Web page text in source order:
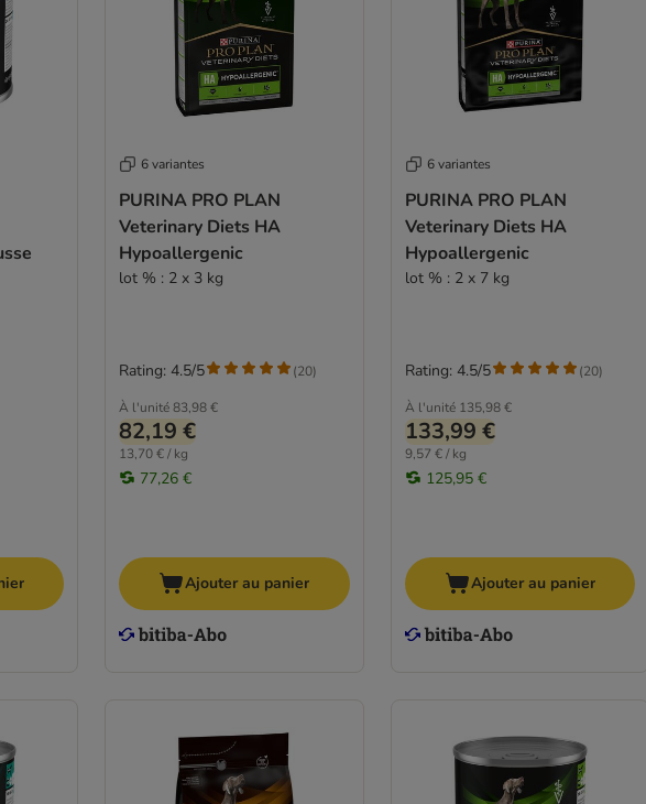
6 variantes
PURINA PRO PLAN
Veterinary Diets HA
Hypoallergenic
lot % : 2 x 3 kg
À l'unité83,98 €
82,19 €
13,70 € / kg
77,26 €
Rating: 4.5/5 (20)
Ajouter au panier
6 variantes
PURINA PRO PLAN
Veterinary Diets HA
Hypoallergenic
lot % : 2 x 7 kg
À l'unité 135,98 €
133,99 €
9,57 € / kg
125,95 €
Rating: 4.5/5 (20)
Ajouter au panier